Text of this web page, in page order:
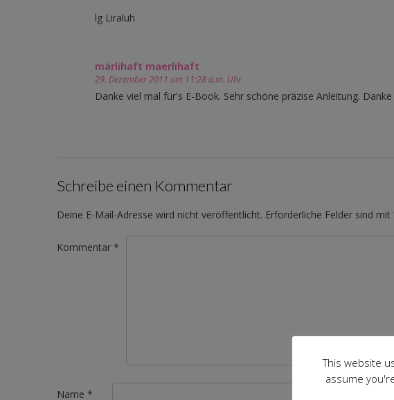
lg Liraluh
märlihaft maerlihaft
29. Dezember 2011 um 11:28 a.m. Uhr
Danke viel mal für's E-Book. Sehr schöne präzise Anleitung. Danke
Schreibe einen Kommentar
Deine E-Mail-Adresse wird nicht veröffentlicht. Erforderliche Felder sind mit
Kommentar *
Name *
This website
assume